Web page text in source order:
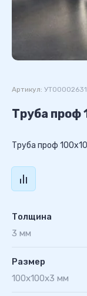
Артикул:
Труба проф
Труба проф
Толщина
3 мм
Размер
100х100х3 мм